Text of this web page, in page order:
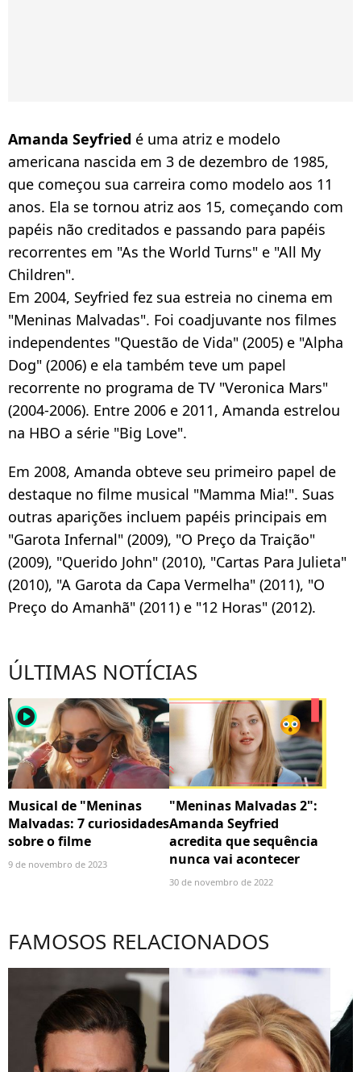
Amanda Seyfried é uma atriz e modelo
americana nascida em 3 de dezembro de 1985,
que começou sua carreira como modelo aos 11
anos. Ela se tornou atriz aos 15, começando com
papéis não creditados e passando para papéis
recorrentes em "As the World Turns" e "All My
Children".
Em 2004, Seyfried fez sua estreia no cinema em
"Meninas Malvadas". Foi coadjuvante nos filmes
independentes "Questão de Vida" (2005) e "Alpha
Dog" (2006) e ela também teve um papel
recorrente no programa de TV "Veronica Mars"
(2004-2006). Entre 2006 e 2011, Amanda estrelou
na HBO a série "Big Love".
Em 2008, Amanda obteve seu primeiro papel de
destaque no filme musical "Mamma Mia!". Suas
outras aparições incluem papéis principais em
"Garota Infernal" (2009), "O Preço da Traição"
(2009), "Querido John" (2010), "Cartas Para Julieta"
(2010), "A Garota da Capa Vermelha" (2011), "O
Preço do Amanhã" (2011) e "12 Horas" (2012).
ÚLTIMAS NOTÍCIAS
player2
Musical de "Meninas
Malvadas: 7 curiosidades
sobre o filme
9 de novembro de 2023
"Meninas Malvadas 2":
Amanda Seyfried
acredita que sequência
nunca vai acontecer
30 de novembro de 2022
FAMOSOS RELACIONADOS